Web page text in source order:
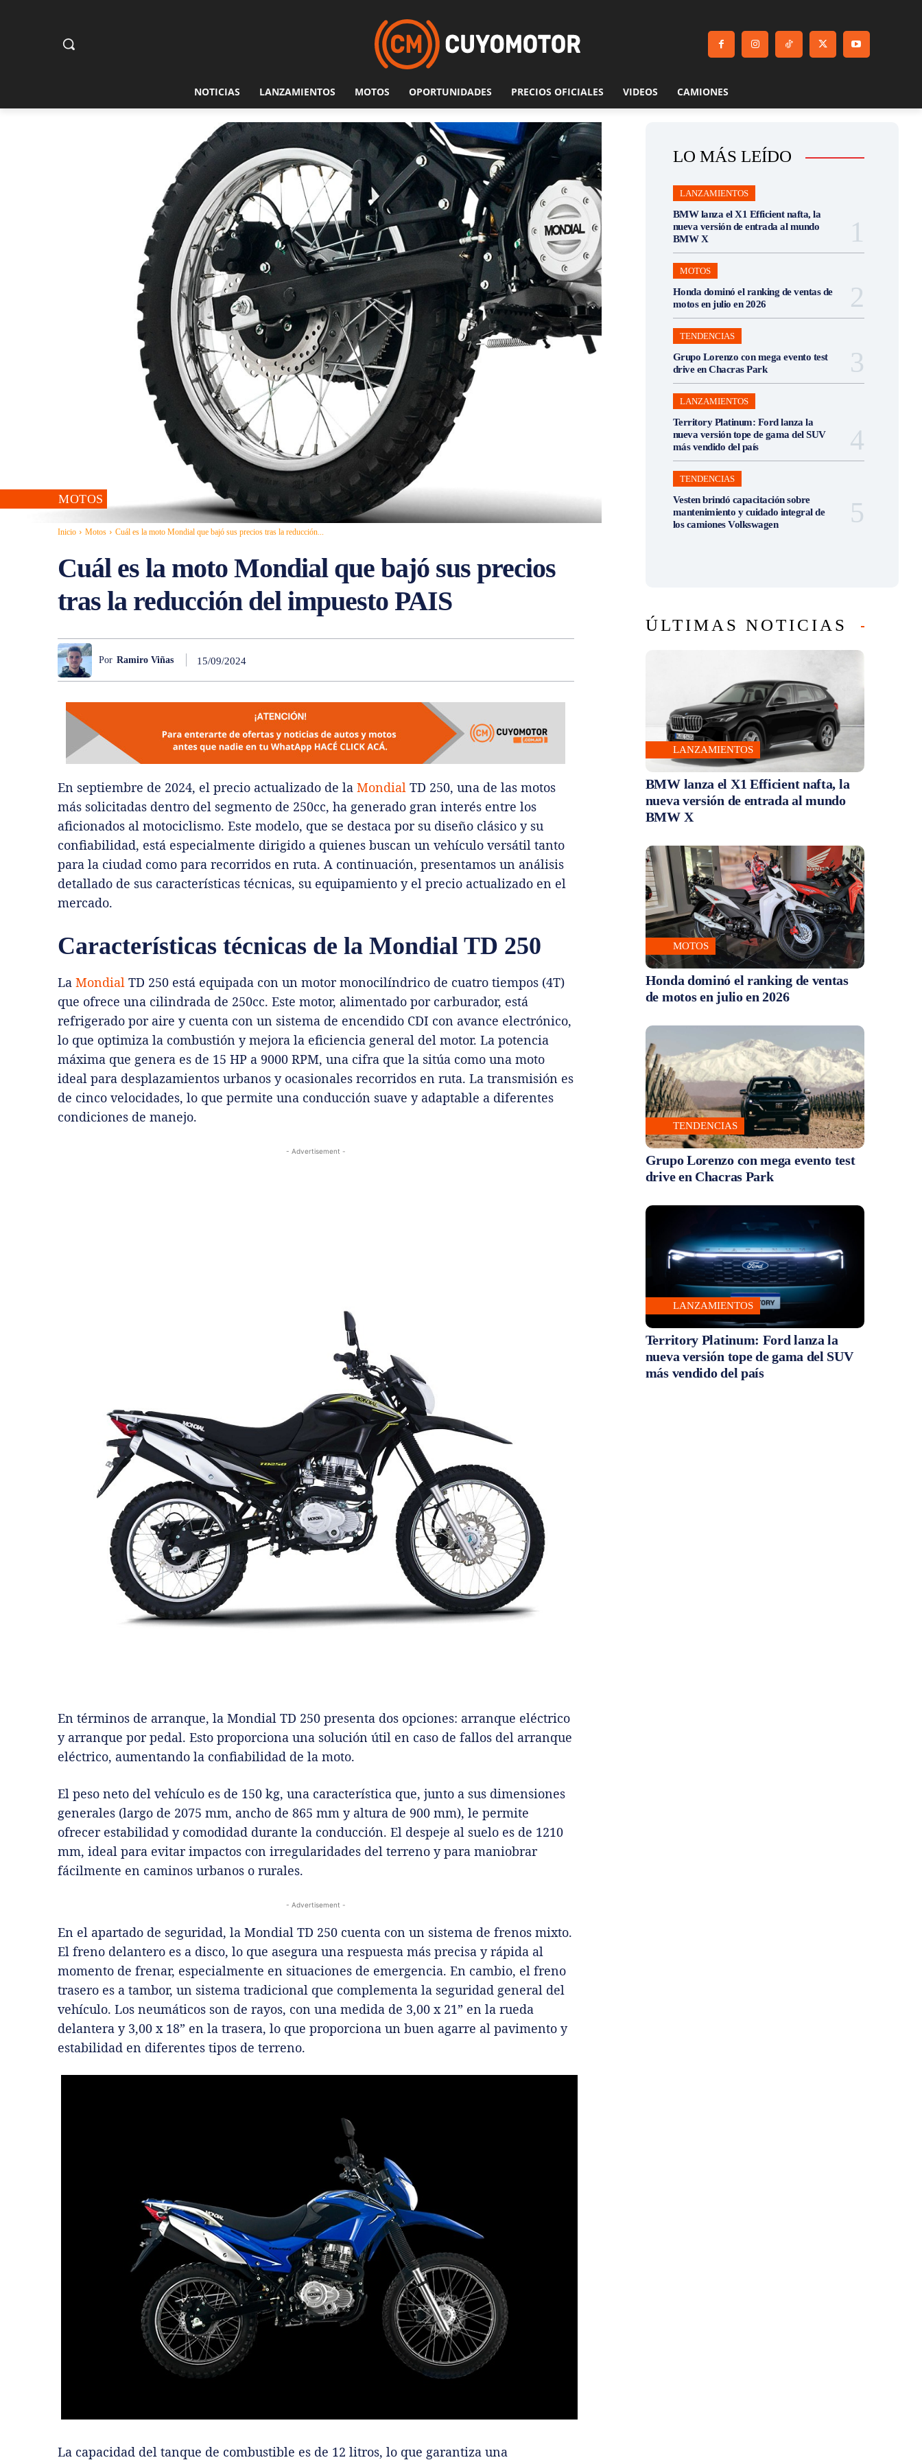
NOTICIAS LANZAMIENTOS MOTOS OPORTUNIDADES PRECIOS OFICIALES VIDEOS CAMIONES
MOTOS
Inicio Motos Cuál es la moto Mondial que bajó sus precios tras la reducción...
Cuál es la moto Mondial que bajó sus precios
tras la reducción del impuesto PAIS
Por Ramiro Viñas 15/09/2024
En septiembre de 2024, el precio actualizado de la Mondial TD 250, una de las motos
más solicitadas dentro del segmento de 250cc, ha generado gran interés entre los
aficionados al motociclismo. Este modelo, que se destaca por su diseño clásico y su
confiabilidad, está especialmente dirigido a quienes buscan un vehículo versátil tanto
para la ciudad como para recorridos en ruta. A continuación, presentamos un análisis
detallado de sus características técnicas, su equipamiento y el precio actualizado en el
mercado.
Características técnicas de la Mondial TD 250
La Mondial TD 250 está equipada con un motor monocilíndrico de cuatro tiempos (4T)
que ofrece una cilindrada de 250cc. Este motor, alimentado por carburador, está
refrigerado por aire y cuenta con un sistema de encendido CDI con avance electrónico,
lo que optimiza la combustión y mejora la eficiencia general del motor. La potencia
máxima que genera es de 15 HP a 9000 RPM, una cifra que la sitúa como una moto
ideal para desplazamientos urbanos y ocasionales recorridos en ruta. La transmisión es
de cinco velocidades, lo que permite una conducción suave y adaptable a diferentes
condiciones de manejo.
- Advertisement -
En términos de arranque, la Mondial TD 250 presenta dos opciones: arranque eléctrico
y arranque por pedal. Esto proporciona una solución útil en caso de fallos del arranque
eléctrico, aumentando la confiabilidad de la moto.
El peso neto del vehículo es de 150 kg, una característica que, junto a sus dimensiones
generales (largo de 2075 mm, ancho de 865 mm y altura de 900 mm), le permite
ofrecer estabilidad y comodidad durante la conducción. El despeje al suelo es de 1210
mm, ideal para evitar impactos con irregularidades del terreno y para maniobrar
fácilmente en caminos urbanos o rurales.
- Advertisement -
En el apartado de seguridad, la Mondial TD 250 cuenta con un sistema de frenos mixto.
El freno delantero es a disco, lo que asegura una respuesta más precisa y rápida al
momento de frenar, especialmente en situaciones de emergencia. En cambio, el freno
trasero es a tambor, un sistema tradicional que complementa la seguridad general del
vehículo. Los neumáticos son de rayos, con una medida de 3,00 x 21” en la rueda
delantera y 3,00 x 18” en la trasera, lo que proporciona un buen agarre al pavimento y
estabilidad en diferentes tipos de terreno.
La capacidad del tanque de combustible es de 12 litros, lo que garantiza una
LO MÁS LEÍDO
LANZAMIENTOS
BMW lanza el X1 Efficient nafta, la
nueva versión de entrada al mundo
BMW X
MOTOS
Honda dominó el ranking de ventas de
motos en julio en 2026
TENDENCIAS
Grupo Lorenzo con mega evento test
drive en Chacras Park
LANZAMIENTOS
Territory Platinum: Ford lanza la
nueva versión tope de gama del SUV
más vendido del país
TENDENCIAS
Vesten brindó capacitación sobre
mantenimiento y cuidado integral de
los camiones Volkswagen
ÚLTIMAS NOTICIAS
LANZAMIENTOS
BMW lanza el X1 Efficient nafta, la
nueva versión de entrada al mundo
BMW X
MOTOS
Honda dominó el ranking de ventas
de motos en julio en 2026
TENDENCIAS
Grupo Lorenzo con mega evento test
drive en Chacras Park
LANZAMIENTOS
Territory Platinum: Ford lanza la
nueva versión tope de gama del SUV
más vendido del país